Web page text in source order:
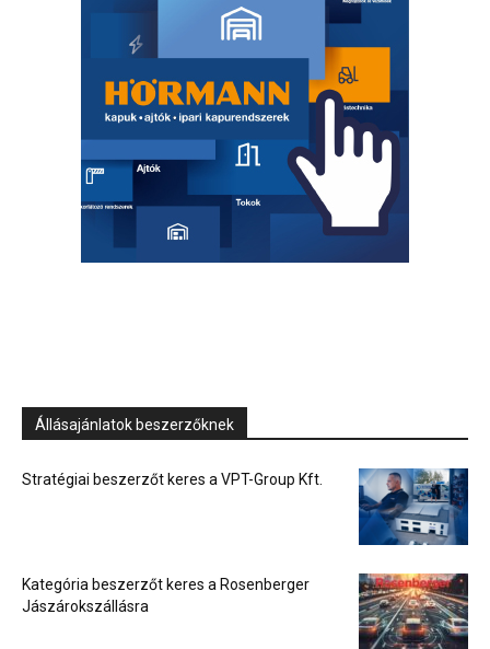
Állásajánlatok beszerzőknek
Stratégiai beszerzőt keres a VPT-Group Kft.
Kategória beszerzőt keres a Rosenberger
Jászárokszállásra